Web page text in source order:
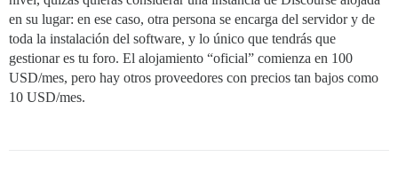
en su lugar: en ese caso, otra persona se encarga del servidor y de
toda la instalación del software, y lo único que tendrás que
gestionar es tu foro. El alojamiento “oficial” comienza en 100
USD/mes, pero hay otros proveedores con precios tan bajos como
10 USD/mes.